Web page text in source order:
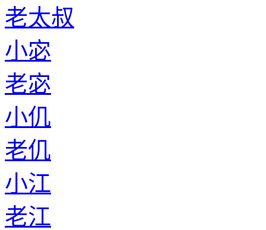
老太叔
小宓
老宓
小仉
老仉
小江
老江